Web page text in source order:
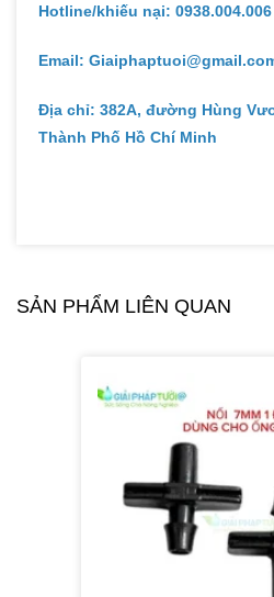
Hotline/khiếu nại: 0938.004.006
Email:
Địa chỉ: 382A, đường Hùng
Thành Phố Hồ Chí Minh
SẢN PHẨM LIÊN QUAN